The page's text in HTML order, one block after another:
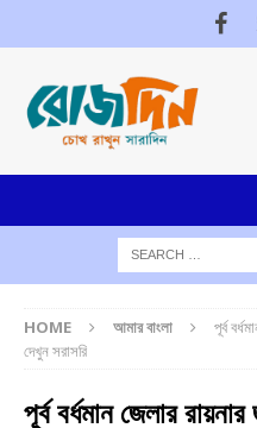
HOME আমার বাংলা
পূর্ব
দেখুন সরাসরি
পূর্ব বর্ধমান জেলার